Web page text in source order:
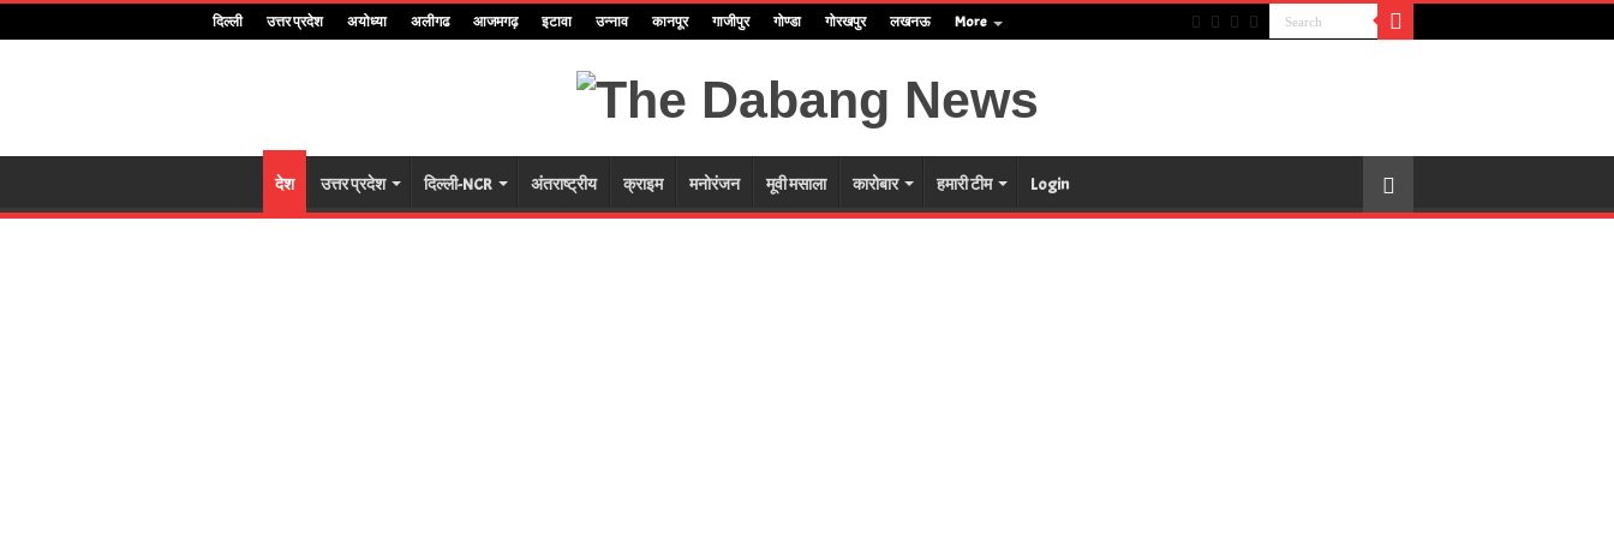
दिल्ली उत्तर प्रदेश अयोध्या अलीगढ आजमगढ़ इटावा उन्नाव कानपूर गाजीपुर गोण्डा गोरखपुर लखनऊ More
देश उत्तर प्रदेश दिल्ली-NCR अंतराष्ट्रीय क्राइम मनोरंजन मूवी मसाला कारोबार हमारी टीम Login